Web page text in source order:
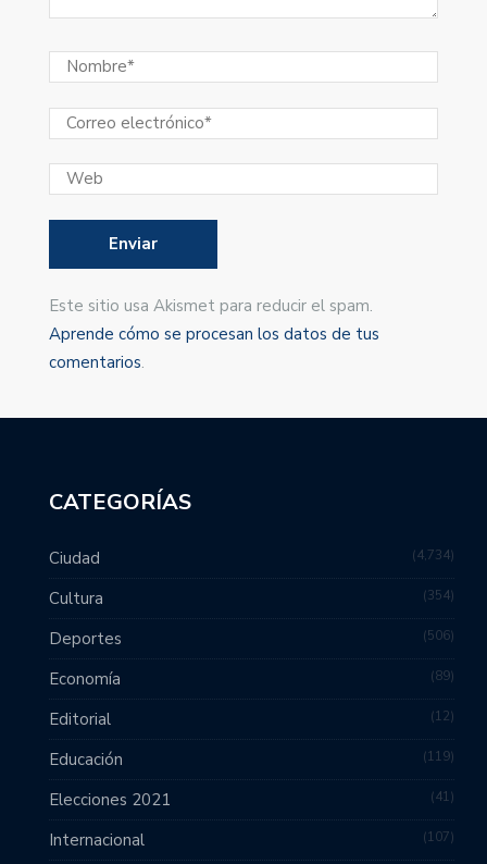
Este sitio usa Akismet para reducir el spam.
Aprende cómo se procesan los datos de tus
comentarios.
CATEGORÍAS
Ciudad 4,734
Cultura 354
Deportes 506
Economía 89
Editorial 12
Educación 119
Elecciones 2021 41
Internacional 107